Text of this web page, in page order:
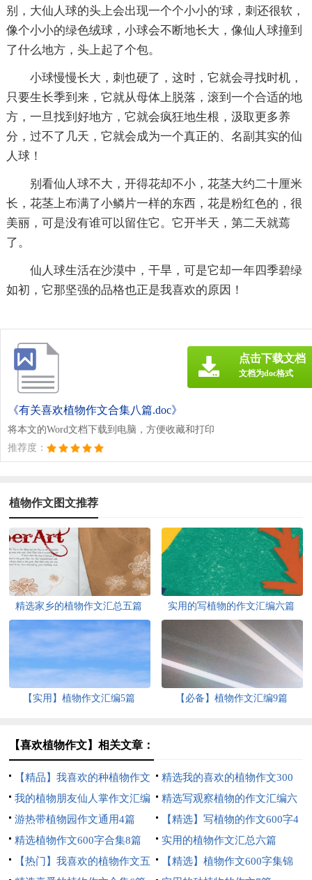
别，大仙人球的头上会出现一个个小小的'球，刺还很软，
像个小小的绿色绒球，小球会不断地长大，像仙人球撞到
了什么地方，头上起了个包。
小球慢慢长大，刺也硬了，这时，它就会寻找时机，
只要生长季到来，它就从母体上脱落，滚到一个合适的地
方，一旦找到好地方，它就会疯狂地生根，汲取更多养
分，过不了几天，它就会成为一个真正的、名副其实的仙
人球！
别看仙人球不大，开得花却不小，花茎大约二十厘米
长，花茎上布满了小鳞片一样的东西，花是粉红色的，很
美丽，可是没有谁可以留住它。它开半天，第二天就蔫
了。
仙人球生活在沙漠中，干旱，可是它却一年四季碧绿
如初，它那坚强的品格也正是我喜欢的原因！
《有关喜欢植物作文合集八篇.doc》
将本文的Word文档下载到电脑，方便收藏和打印
推荐度：
点击下载文档
文档为doc格式
植物作文图文推荐
精选家乡的植物作文汇总五篇 实用的写植物的作文汇编六篇
【实用】植物作文汇编5篇 【必备】植物作文汇编9篇
【喜欢植物作文】相关文章：
【精品】我喜欢的种植物作文
300字4篇
精选我的喜欢的植物作文300
字合集6篇
我的植物朋友仙人掌作文汇编
15篇
精选写观察植物的作文汇编六
篇
游热带植物园作文通用4篇
【精选】写植物的作文600字4
篇
精选植物作文600字合集8篇
实用的植物作文汇总六篇
【热门】我喜欢的植物作文五
【精选】植物作文600字集锦